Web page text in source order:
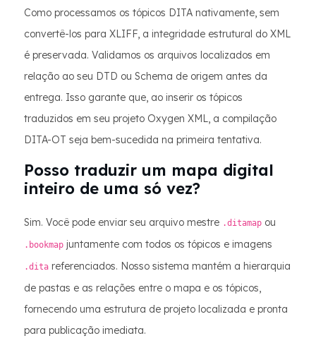
Como processamos os tópicos DITA nativamente, sem
convertê-los para XLIFF, a integridade estrutural do XML
é preservada. Validamos os arquivos localizados em
relação ao seu DTD ou Schema de origem antes da
entrega. Isso garante que, ao inserir os tópicos
traduzidos em seu projeto Oxygen XML, a compilação
DITA-OT seja bem-sucedida na primeira tentativa.
Posso traduzir um mapa digital
inteiro de uma só vez?
Sim. Você pode enviar seu arquivo mestre .ditamap ou
.bookmap juntamente com todos os tópicos e imagens
.dita referenciados. Nosso sistema mantém a hierarquia
de pastas e as relações entre o mapa e os tópicos,
fornecendo uma estrutura de projeto localizada e pronta
para publicação imediata.